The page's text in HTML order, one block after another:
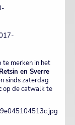
merken in het
en Sverre
sinds zaterdag
op de catwalk te